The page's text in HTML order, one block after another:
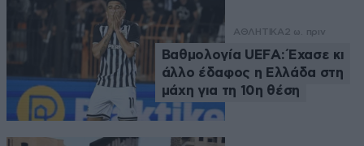
ΑΘΛΗΤΙΚΑ2 ω. πριν
Βαθμολογία UEFA: Έχασε κι
άλλο έδαφος η Ελλάδα στη
μάχη για τη 10η θέση